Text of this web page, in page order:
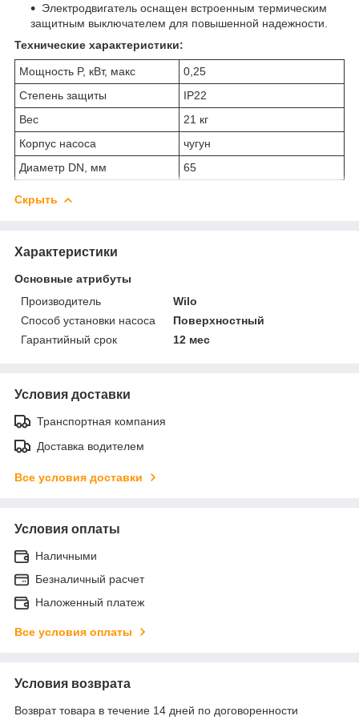
Электродвигатель оснащен встроенным термическим
защитным выключателем для повышенной надежности.
Технические характеристики:
Мощность P, кВт, макс
0,25
Степень защиты
IP22
Вес
21 кг
Корпус насоса
чугун
Диаметр DN, мм
65
Скрыть
Характеристики
Основные атрибуты
Производитель
Wilo
Способ установки насоса
Поверхностный
Гарантийный срок
12 мес
Условия доставки
Транспортная компания
Доставка водителем
Все условия доставки
Условия оплаты
Наличными
Безналичный расчет
Наложенный платеж
Все условия оплаты
Условия возврата
Возврат товара в течение 14 дней по договоренности